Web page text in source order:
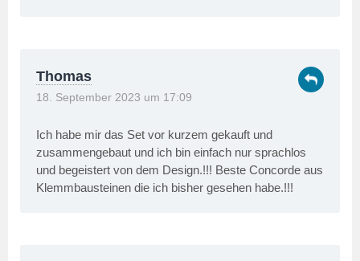
Thomas
18. September 2023 um 17:09
Ich habe mir das Set vor kurzem gekauft und
zusammengebaut und ich bin einfach nur sprachlos
und begeistert von dem Design.!!! Beste Concorde aus
Klemmbausteinen die ich bisher gesehen habe.!!!